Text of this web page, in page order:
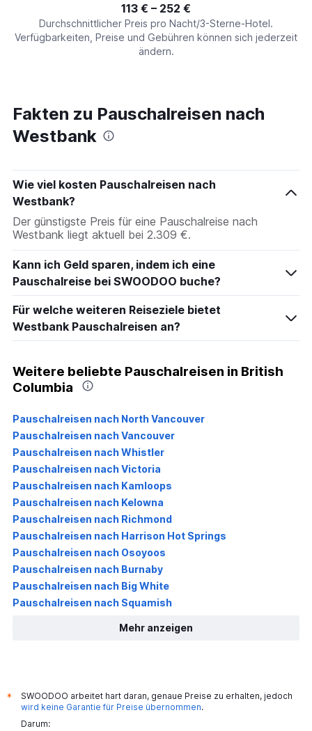
values.
Range:
113 € – 252 €
Durchschnittlicher Preis pro Nacht/3-Sterne-Hotel.
Verfügbarkeiten, Preise und Gebühren können sich jederzeit
ändern.
Fakten zu Pauschalreisen nach
Westbank
Wie viel kosten Pauschalreisen nach
Westbank?
Der günstigste Preis für eine Pauschalreise nach
Westbank liegt aktuell bei 2.309 €.
Kann ich Geld sparen, indem ich eine
Pauschalreise bei SWOODOO buche?
Für welche weiteren Reiseziele bietet
Westbank Pauschalreisen an?
Weitere beliebte Pauschalreisen in British
Columbia
Pauschalreisen nach North Vancouver
Pauschalreisen nach Vancouver
Pauschalreisen nach Whistler
Pauschalreisen nach Victoria
Pauschalreisen nach Kamloops
Pauschalreisen nach Kelowna
Pauschalreisen nach Richmond
Pauschalreisen nach Harrison Hot Springs
Pauschalreisen nach Osoyoos
Pauschalreisen nach Burnaby
Pauschalreisen nach Big White
Pauschalreisen nach Squamish
Mehr anzeigen
*
SWOODOO arbeitet hart daran, genaue Preise zu erhalten, jedoch
wird keine Garantie für Preise übernommen.
Darum: